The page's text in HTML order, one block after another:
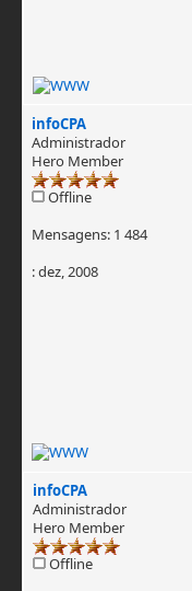
infoCPA
Administrador
Hero Member
Offline
Mensagens: 1 484
: dez, 2008
infoCPA
Administrador
Hero Member
Offline